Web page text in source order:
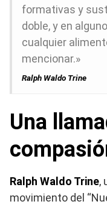
formativas y
doble, y en
cualquier
mencionar.»
Ralph Waldo Trine
Una
Ralph Waldo Trine,
movimiento del